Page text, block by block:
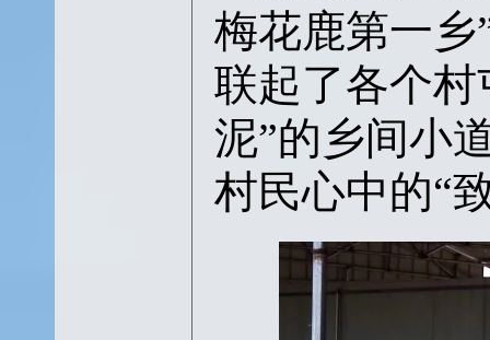
梅花鹿第一
联起了各个
泥”的乡间小
村民心中的“